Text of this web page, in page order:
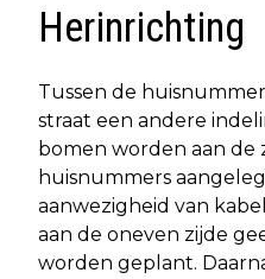
Herinrichting
Tussen de
straat een andere
bomen worden aan de
huisnummers
aanwezigheid van
aan de oneven zijde
worden geplant.